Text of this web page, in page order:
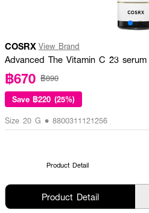
COSRX View Brand
Advanced The Vitamin C 23 serum
฿670 ฿890
Save ฿220 (25%)
Size 20 G • 8800311121256
Product Detail
Product Detail